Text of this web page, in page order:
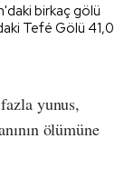
birkaç gölü
Tefé Gölü 41,0
yunus,
ölümüne